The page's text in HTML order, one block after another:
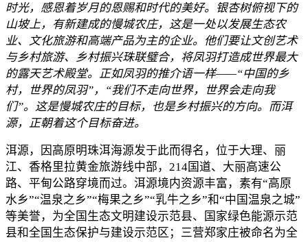
时光，感恩着岁月的恩赐和时代的美好。
银杏树俯视下的
山坡上，有新建成的慢城农庄，这是一处以发展生态农
业、文化旅游和高端产品为主的企业。他们要让文创艺术
与乡村旅游、乡村振兴珠联璧合，将凤羽打造成世界最大
的露天艺术殿堂。
正如凤羽的推介语一样——“中国的乡
村，世界的凤羽”，“我们不走向世界，世界会走向我
们”。
这是慢城农庄的目标，也是乡村振兴的方向。而洱
源，正朝着这个目标奋进。
洱源，因高原明珠洱海源发于此而得名，位于大理、丽
江、香格里拉黄金旅游线中部，214国道、大丽高速公
路、平甸公路穿境而过。洱源境内资源丰富，素有“高原
水乡”“温泉之乡”“梅果之乡”“乳牛之乡”和“中国温泉之城”
等美誉，为全国生态文明建设示范县、国家绿色能源示范
县和全国生态保护与建设示范区；三营郑家庄被命名为全